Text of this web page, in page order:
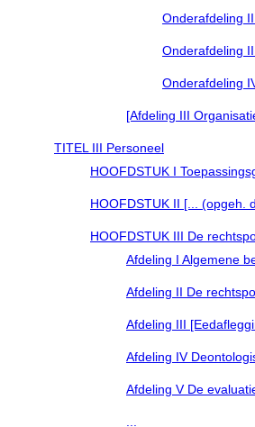
Onderafdeling
Onderafdeling
Onderafdeling
[Afdeling III
TITEL III Personeel
HOOFDSTUK I
HOOFDSTUK II [... (opgeh.
HOOFDSTUK III De
Afdeling I Algemene
Afdeling II De
Afdeling III
Afdeling IV
Afdeling V De